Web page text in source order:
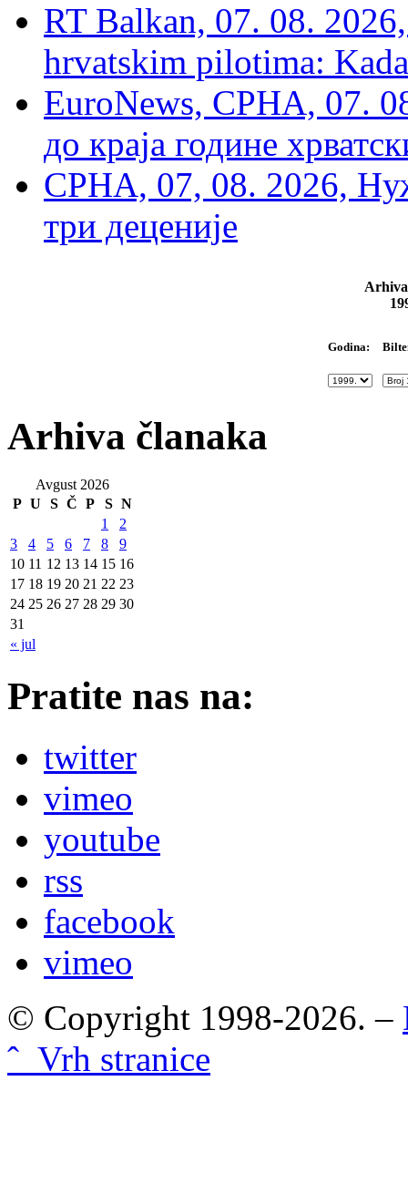
RT Balkan, 07. 08.
hrvatskim pilotima:
EuroNews, СРНА, 07.
до краја године
СРНА, 07, 08. 2026,
три деценије
Godina:
Arhiva članaka
Avgust 2026
P U S Č P S N
« jul
1
2
3
4 5 6 7 8
9
10 11 12 13 14 15 16
17 18 19 20 21 22 23
24 25 26 27 28 29 30
31
Pratite nas na:
twitter
vimeo
youtube
rss
facebook
vimeo
© Copyright 1998-2026. –
ˆ Vrh stranice